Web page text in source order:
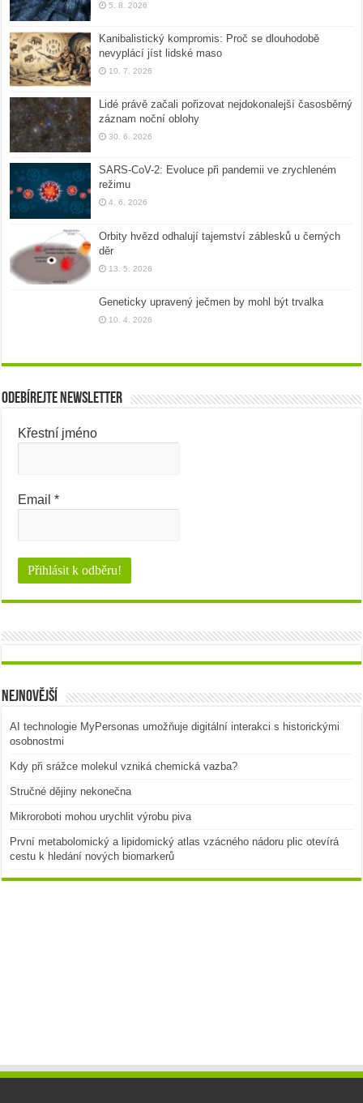
5. 8. 2026
Kanibalistický kompromis: Proč se dlouhodobě
nevyplácí jíst lidské maso
10. 7. 2026
Lidé právě začali pořizovat nejdokonalejší časosběrný
záznam noční oblohy
30. 6. 2026
SARS-CoV-2: Evoluce při pandemii ve zrychleném
režimu
4. 6. 2026
Orbity hvězd odhalují tajemství záblesků u černých
děr
13. 5. 2026
Geneticky upravený ječmen by mohl být trvalka
10. 4. 2026
Odebírejte newsletter
Křestní jméno
Email*
Nejnovější
AI technologie MyPersonas umožňuje digitální interakci s historickými
osobnostmi
Kdy při srážce molekul vzniká chemická vazba?
Stručné dějiny nekonečna
Mikroroboti mohou urychlit výrobu piva
První metabolomický a lipidomický atlas vzácného nádoru plic otevírá
cestu k hledání nových biomarkerů